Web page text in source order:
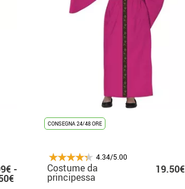
-
CONSEGNA 24/48 ORE
4.34/5.00
Costume da
principessa
19.50€